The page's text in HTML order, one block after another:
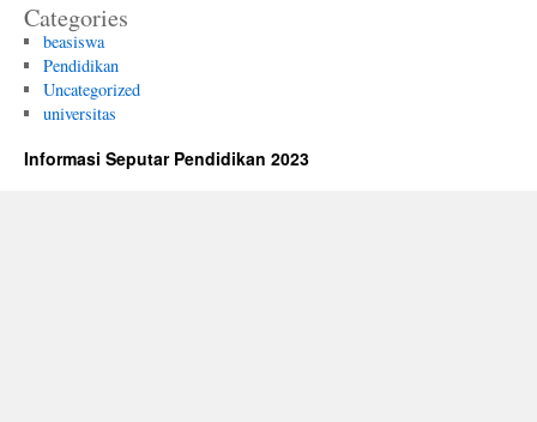
Categories
beasiswa
Pendidikan
Uncategorized
universitas
Informasi Seputar Pendidikan 2023